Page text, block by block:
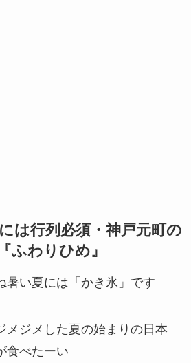
は行列必須・神戸元町の
ふわりひめ』
暑い夏には「かき氷」です
メジメした夏の始まりの日本
食べたーい